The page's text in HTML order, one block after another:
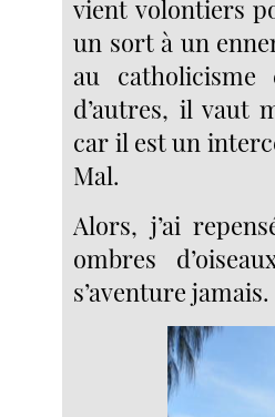
vient volontiers
un sort à un
au
d’autres, il vaut
car il est un
Mal.
Alors, j’ai
ombres
s’aventure jamais.